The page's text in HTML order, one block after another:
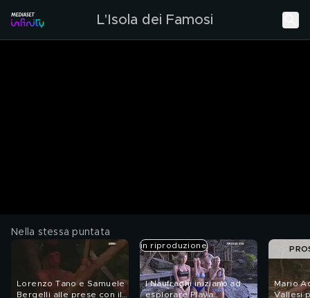
L'Isola dei Famosi
Nella stessa puntata
Lorenzo Tano e Samuele
Bergelli alle prese con il
in riproduzione
I Naufraghi iniziano ad
esplorare Playa
Mario
Vallesi